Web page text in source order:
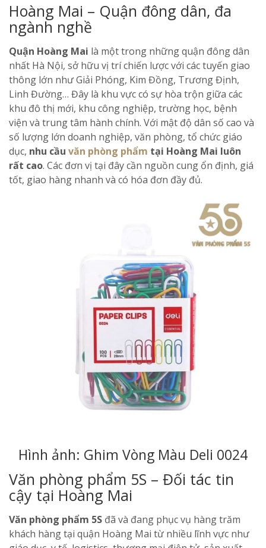
Hoàng Mai – Quận đông dân, đa
ngành nghề
Quận Hoàng Mai là một trong những quận đông dân
nhất Hà Nội, sở hữu vị trí chiến lược với các tuyến giao
thông lớn như Giải Phóng, Kim Đồng, Trương Định,
Linh Đường… Đây là khu vực có sự hòa trộn giữa các
khu đô thị mới, khu công nghiệp, trường học, bệnh
viện và trung tâm hành chính. Với mật độ dân số cao và
số lượng lớn doanh nghiệp, văn phòng, tổ chức giáo
dục, nhu cầu văn phòng phẩm tại Hoàng Mai luôn
rất cao. Các đơn vị tại đây cần nguồn cung ổn định, giá
tốt, giao hàng nhanh và có hóa đơn đầy đủ.
Hình ảnh: Ghim Vòng Màu Deli 0024
Văn phòng phẩm 5S – Đối tác tin
cậy tại Hoàng Mai
Văn phòng phẩm 5S đã và đang phục vụ hàng trăm
khách hàng tại quận Hoàng Mai từ nhiều lĩnh vực như